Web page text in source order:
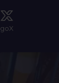
goX